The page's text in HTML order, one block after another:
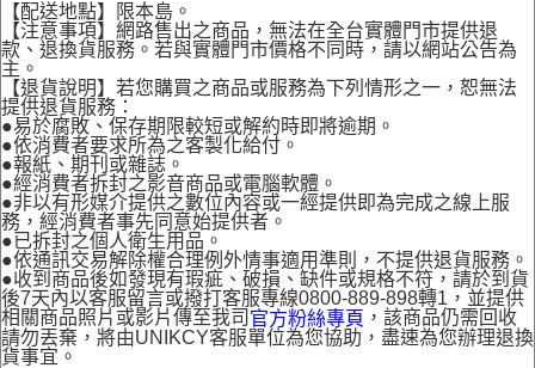
【配送地點】限本島。
【注意事項】網路售出之商品，無法在全台實體門市提供退
款、退換貨服務。若與實體門市價格不同時，請以網站公告為
主。
【退貨說明】若您購買之商品或服務為下列情形之一，恕無法
提供退貨服務：
●易於腐敗、保存期限較短或解約時即將逾期。
●依消費者要求所為之客製化給付。
●報紙、期刊或雜誌。
●經消費者拆封之影音商品或電腦軟體。
●非以有形媒介提供之數位內容或一經提供即為完成之線上服
務，經消費者事先同意始提供者。
●已拆封之個人衛生用品。
●依通訊交易解除權合理例外情事適用準則，不提供退貨服務。
●收到商品後如發現有瑕疵、破損、缺件或規格不符，請於到貨
後7天內以客服留言或撥打客服專線0800-889-898轉1，並提供
相關商品照片或影片傳至我司 官方粉絲專頁 ，該商品仍需回收
請勿丟棄，將由UNIKCY客服單位為您協助，盡速為您辦理退換
貨事宜。